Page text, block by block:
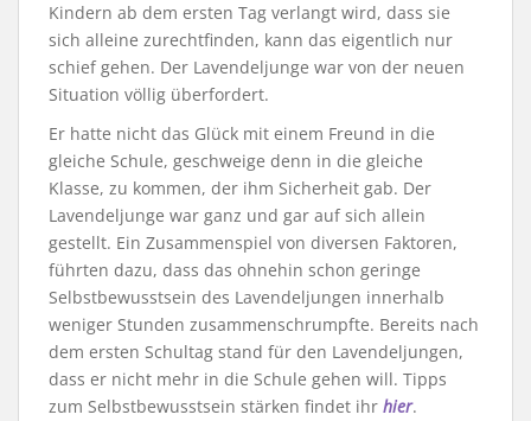
Kindern ab dem ersten Tag verlangt wird, dass sie
sich alleine zurechtfinden, kann das eigentlich nur
schief gehen. Der Lavendeljunge war von der neuen
Situation völlig überfordert.
Er hatte nicht das Glück mit einem Freund in die
gleiche Schule, geschweige denn in die gleiche
Klasse, zu kommen, der ihm Sicherheit gab. Der
Lavendeljunge war ganz und gar auf sich allein
gestellt. Ein Zusammenspiel von diversen Faktoren,
führten dazu, dass das ohnehin schon geringe
Selbstbewusstsein des Lavendeljungen innerhalb
weniger Stunden zusammenschrumpfte. Bereits nach
dem ersten Schultag stand für den Lavendeljungen,
dass er nicht mehr in die Schule gehen will. Tipps
zum Selbstbewusstsein stärken findet ihr hier.